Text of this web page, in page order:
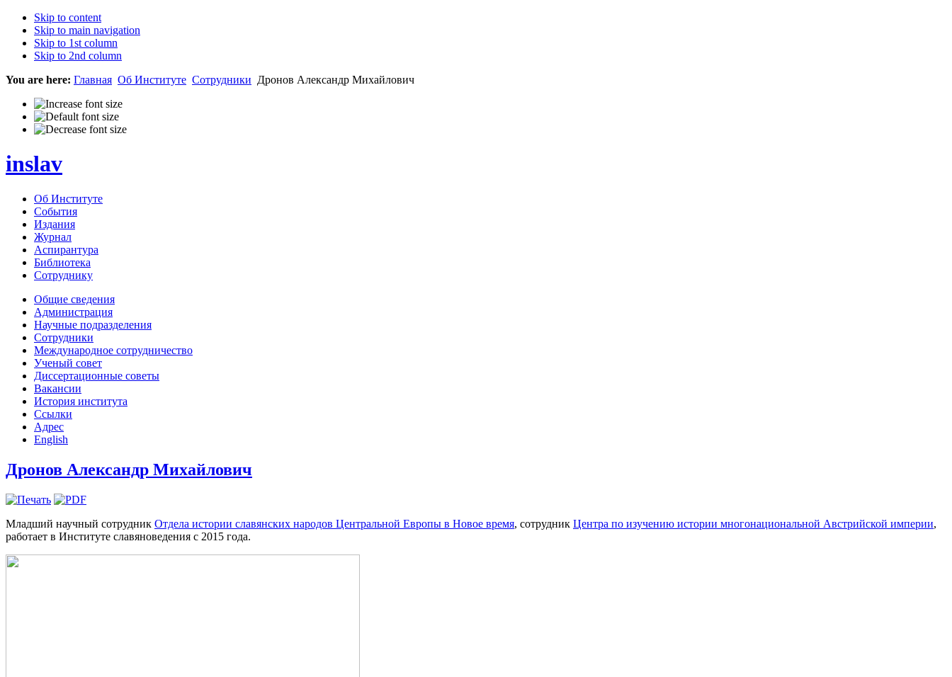
Skip to content
Skip to main navigation
Skip to 1st column
Skip to 2nd column
You are here: Главная Об Институте Сотрудники Дронов Александр Михайлович
inslav
Об Институте
События
Издания
Журнал
Аспирантура
Библиотека
Сотруднику
Общие сведения
Администрация
Научные подразделения
Сотрудники
Международное сотрудничество
Ученый совет
Диссертационные советы
Вакансии
История института
Ссылки
Адрес
English
Дронов Александр Михайлович
Младший научный сотрудник Отдела истории славянских народов Центральной Европы в Новое время, сотрудник Центра по изучению истории многонациональной Австрийской империи,
работает в Институте славяноведения с 2015 года.